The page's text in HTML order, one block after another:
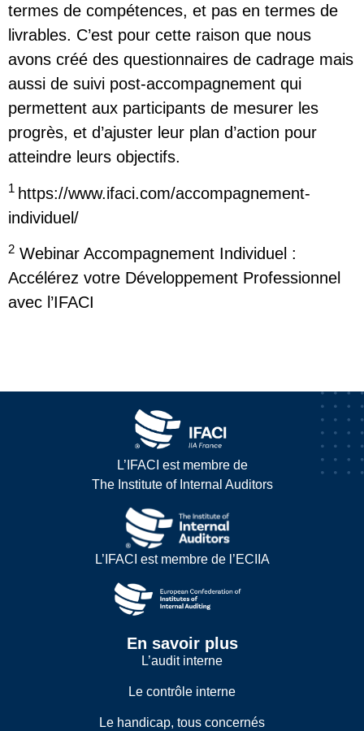
termes de compétences, et pas en termes de
livrables. C’est pour cette raison que nous
avons créé des questionnaires de cadrage mais
aussi de suivi post-accompagnement qui
permettent aux participants de mesurer les
progrès, et d’ajuster leur plan d’action pour
atteindre leurs objectifs.
1 https://www.ifaci.com/accompagnement-
individuel/
2 Webinar Accompagnement Individuel :
Accélérez votre Développement Professionnel
avec l’IFACI
L’IFACI est membre de
The Institute of Internal Auditors
L’IFACI est membre de l’ECIIA
En savoir plus
L’audit interne
Le contrôle interne
Le handicap, tous concernés